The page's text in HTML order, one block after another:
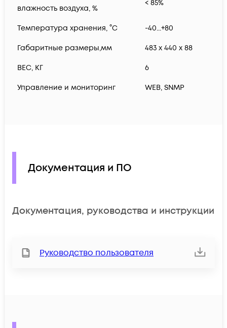
влажность воздуха, %
< 85%
Температура хранения, °С -40...+80
Габаритные размеры,мм 483 x 440 x 88
ВЕС, КГ 6
Управление и мониторинг WEB, SNMP
Документация и ПО
Документация, руководства и инструкции
Руководство пользователя